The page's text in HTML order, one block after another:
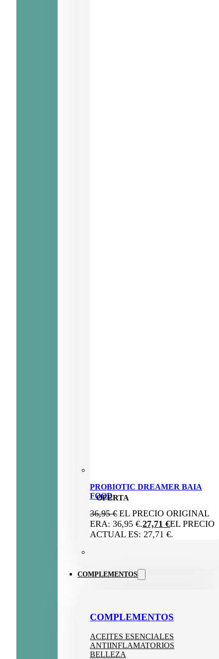
OFERTA
PROBIOTIC DREAMER BAIA
FOOD
36,95€ EL PRECIO ORIGINAL
ERA: 36,95 €.27,71 €EL PRECIO
ACTUAL ES: 27,71 €.
COMPLEMENTOS
COMPLEMENTOS
ACEITES ESENCIALES
ANTIINFLAMATORIOS
BELLEZA